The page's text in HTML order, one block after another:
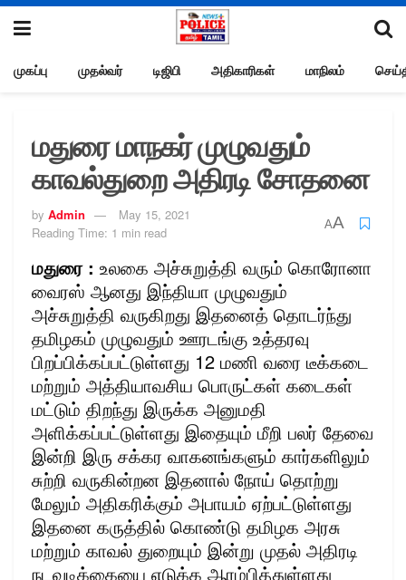
முகப்பு முதல்வர் டிஜிபி அதிகாரிகள் மாநிலம்
மதுரை மாநகர் முழுவதும்
காவல்துறை அதிரடி சோதனை
by Admin
May 15, 2021
Reading Time: 1 min read
AA
மதுரை : உலகை அச்சுறுத்தி வரும் கொரோனா
வைரஸ் ஆனது இந்தியா முழுவதும்
அச்சுறுத்தி வருகிறது இதனைத் தொடர்ந்து
தமிழகம் முழுவதும் ஊரடங்கு உத்தரவு
பிறப்பிக்கப்பட்டுள்ளது 12 மணி வரை டீக்கடை
மற்றும் அத்தியாவசிய பொருட்கள் கடைகள்
மட்டும் திறந்து இருக்க அனுமதி
அளிக்கப்பட்டுள்ளது இதையும் மீறி பலர் தேவை
இன்றி இரு சக்கர வாகனங்களும் கார்களிலும்
சுற்றி வருகின்றன இதனால் நோய் தொற்று
மேலும் அதிகரிக்கும் அபாயம் ஏற்பட்டுள்ளது
இதனை கருத்தில் கொண்டு தமிழக அரசு
மற்றும் காவல் துறையும் இன்று முதல் அதிரடி
நடவடிக்கையை எடுக்க ஆரம்பித்துள்ளது